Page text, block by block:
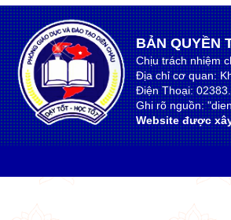
BẢN QUYỀN
Chịu trách nhiệm
Địa chỉ cơ quan:
Điện Thoại:
Ghi rõ nguồn:
Website được